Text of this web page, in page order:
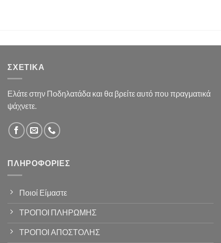
ΣΧΕΤΙΚΆ
Ελάτε στην Ποδηλατάδα και θα βρείτε αυτό που πραγματικά
ψάχνετε.
ΠΛΗΡΟΦΟΡΊΕΣ
Ποιοί Είμαστε
ΤΡΟΠΟΙ ΠΛΗΡΩΜΗΣ
ΤΡΟΠΟΙ ΑΠΟΣΤΟΛΗΣ